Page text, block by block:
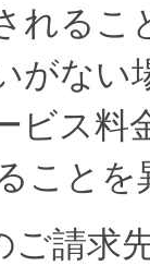
れる
がない
ビス料
こと
ご請求